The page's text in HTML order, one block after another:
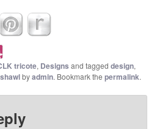
tricote, Designs and taggeddesign,
shawlbyadmin. Bookmark thepermalink.